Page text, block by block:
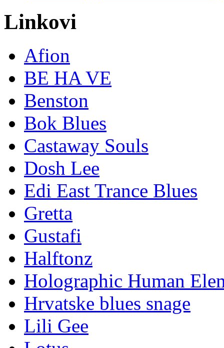
Linkovi
Afion
BE HA VE
Benston
Bok Blues
Castaway Souls
Dosh Lee
Edi East Trance Blues
Gretta
Gustafi
Halftonz
Holographic Human
Hrvatske blues snage
Lili Gee